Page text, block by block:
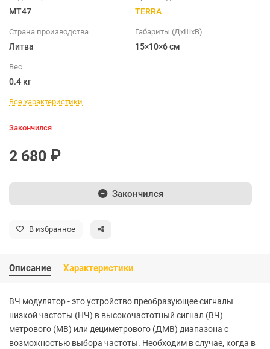
MT47 TERRA
Страна производства
Литва
Габариты (ДхШхВ)
15×10×6 см
Вес
0.4 кг
Все характеристики
Закончился
2 680 ₽
Закончился
В избранное
Описание Характеристики
ВЧ модулятор - это устройство преобразующее сигналы
низкой частоты (НЧ) в высокочастотный сигнал (ВЧ)
метрового (МВ) или дециметрового (ДМВ) диапазона с
возможностью выбора частоты. Необходим в случае, когда в